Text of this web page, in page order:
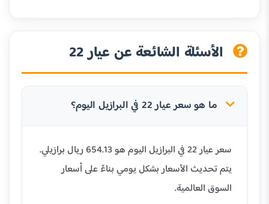
الأسئلة الشائعة عن عيار 22
ما هو سعر عيار 22 في البرازيل اليوم؟
سعر عيار 22 في البرازيل اليوم هو 654.13 ريال برازيلي.
يتم تحديث الأسعار بشكل يومي بناءً على أسعار
السوق العالمية.